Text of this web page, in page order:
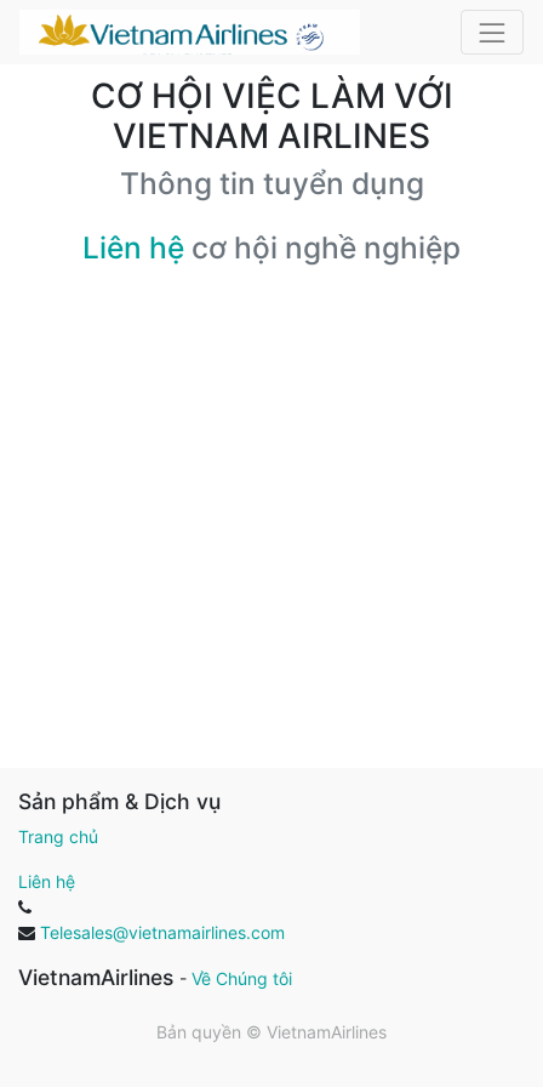
CƠ HỘI VIỆC LÀM VỚI
VIETNAM AIRLINES
Thông tin tuyển dụng
Liên hệ cơ hội nghề nghiệp
Sản phẩm & Dịch vụ
Trang chủ
Liên hệ
Telesales@vietnamairlines.com
VietnamAirlines - Về Chúng tôi
Bản quyền © VietnamAirlines